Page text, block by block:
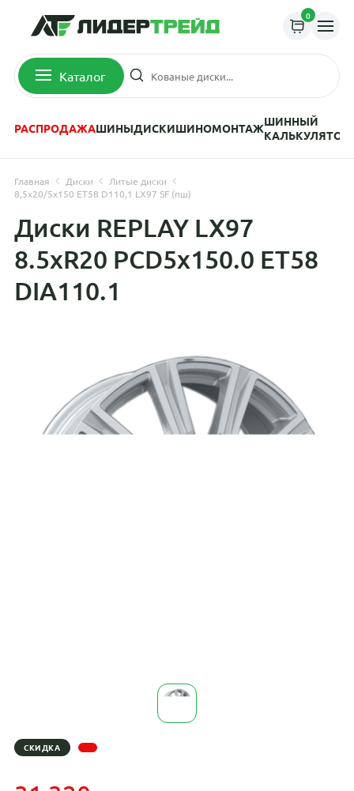
0
Каталог
РАСПРОДАЖАШИНЫДИСКИШИНОМОНТАЖШИННЫЙ
КАЛЬКУЛЯТОР
Главная Диски
Литые диски
8,5x20/5x150 ET58 D110,1 LX97 SF (пш)
Диски REPLAY LX97
8.5xR20 PCD5x150.0 ET58
DIA110.1
СКИДКА